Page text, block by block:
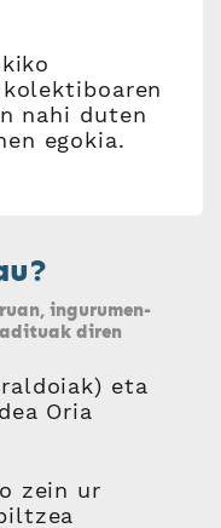
nahi duten
egokia.
ingurumen-
diren
eta
Oria
zein ur